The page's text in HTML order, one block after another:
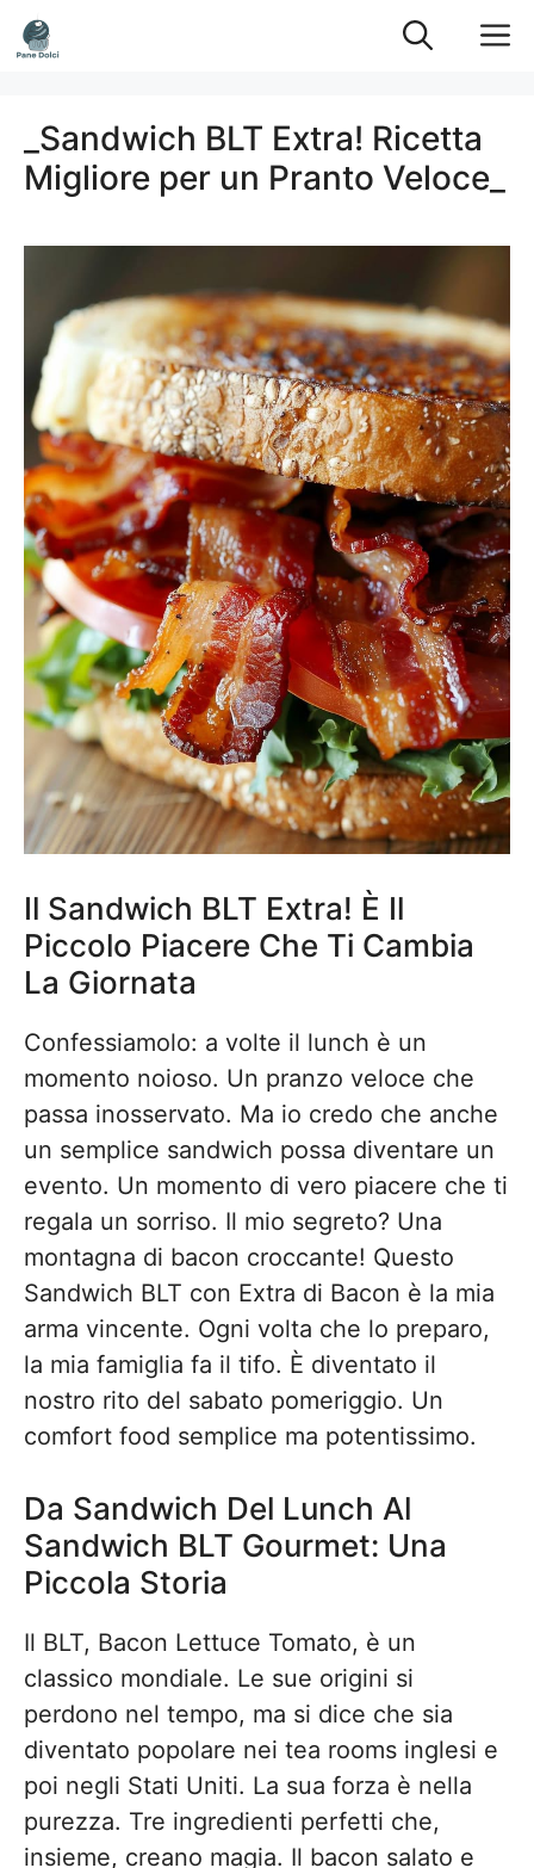
Vai
al
_Sandwich BLT Extra! Ricetta
Migliore per un Pranto Veloce_
Il Sandwich BLT Extra! È Il
Piccolo Piacere Che Ti Cambia
La Giornata
Confessiamolo: a volte il lunch è un
momento noioso. Un pranzo veloce che
passa inosservato. Ma io credo che anche
un semplice sandwich possa diventare un
evento. Un momento di vero piacere che ti
regala un sorriso. Il mio segreto? Una
montagna di bacon croccante! Questo
Sandwich BLT con Extra di Bacon è la mia
arma vincente. Ogni volta che lo preparo,
la mia famiglia fa il tifo. È diventato il
nostro rito del sabato pomeriggio. Un
comfort food semplice ma potentissimo.
Da Sandwich Del Lunch Al
Sandwich BLT Gourmet: Una
Piccola Storia
Il BLT, Bacon Lettuce Tomato, è un
classico mondiale. Le sue origini si
perdono nel tempo, ma si dice che sia
diventato popolare nei tea rooms inglesi e
poi negli Stati Uniti. La sua forza è nella
purezza. Tre ingredienti perfetti che,
insieme, creano magia. Il bacon salato e